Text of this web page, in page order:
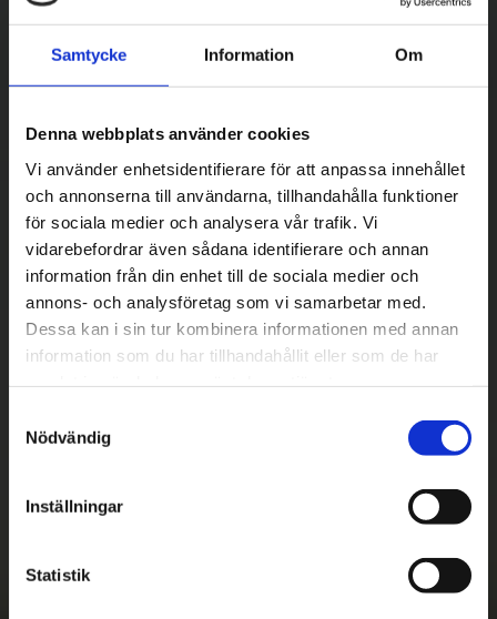
Samtycke Information Om
Denna webbplats använder cookies
Vi använder enhetsidentifierare för att anpassa innehållet
och annonserna till användarna, tillhandahålla funktioner
för sociala medier och analysera vår trafik. Vi
vidarebefordrar även sådana identifierare och annan
information från din enhet till de sociala medier och
annons- och analysföretag som vi samarbetar med.
Dessa kan i sin tur kombinera informationen med annan
information som du har tillhandahållit eller som de har
Nödvändig
Inställningar
Statistik
Hämta på lagret med/utan montering